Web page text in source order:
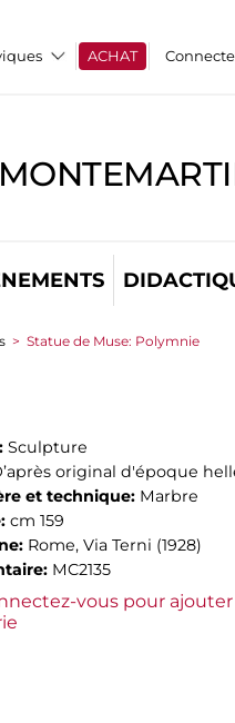
ACHAT
> Statue de Muse: Polymnie
Sculpture
original d'époque
et technique: Marbre
cm 159
Rome, Via Terni (1928)
MC2135
vous pour